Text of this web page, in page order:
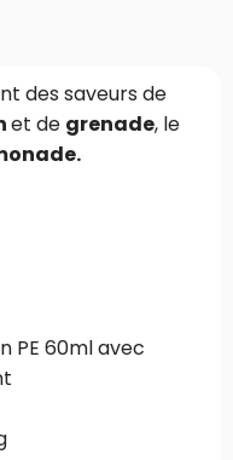
des saveurs de
et de grenade, le
.
PE 60ml avec